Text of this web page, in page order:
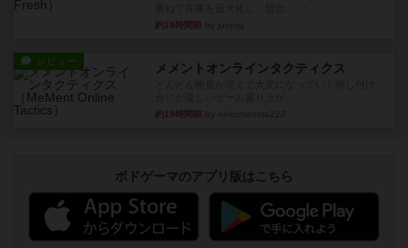
約19時間前
レビュー メメントオンラインタクティクス
約19時間前
ボドゲーマのアプリ版はこちら